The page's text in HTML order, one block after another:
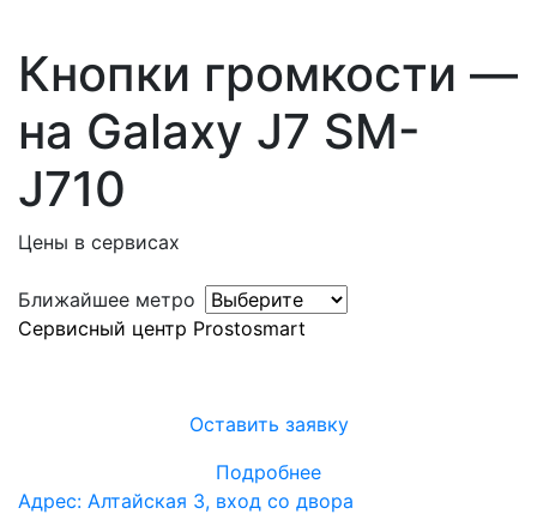
Кнопки громкости —
на Galaxy J7 SM-
J710
Цены в сервисах
Ближайшее метро
Сервисный центр Prostosmart
Оставить заявку
Подробнее
Адрес: Алтайская 3, вход со двора